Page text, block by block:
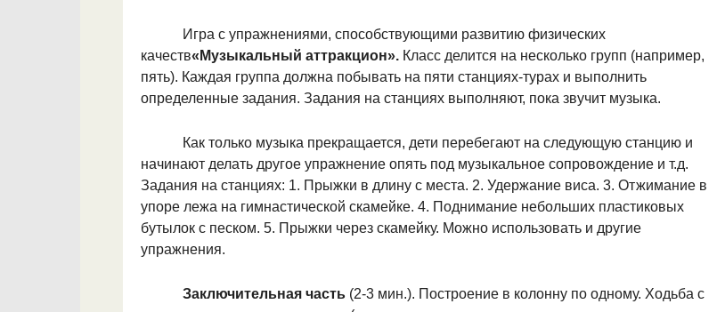
Игра с упражнениями, способствую­щими развитию физических
качеств«Музыкальный аттракцион». Класс де­лится на несколько групп (например,
пять). Каждая группа должна побывать на пяти станциях-турах и выполнить
определенные задания. Задания на стан­циях выполняют, пока звучит музыка.
Как только музыка прекращается, дети перебегают на следующую станцию и
начинают делать другое упражнение опять под музыкальное сопровождение и т.д.
Задания на станциях: 1. Прыжки в длину с места. 2. Удержание виса. 3. От­жимание в
упоре лежа на гимнастичес­кой скамейке. 4. Поднимание небольших пластиковых
бутылок с песком. 5. Прыж­ки через скамейку. Можно использовать и другие
упражнения.
Заключительная часть (2-3 мин.). По­строение в колонну по одному. Ходьба с